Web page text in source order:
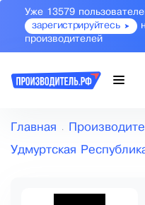
Уже 13579
зарегистрируйтесь
производителей
Главная
Удмуртская